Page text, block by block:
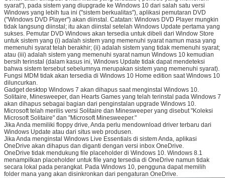
syarat"), pada sistem yang diupgrade ke Windows 10 dari salah satu versi
Windows yang lebih tua ini ("sistem berkualitas"), aplikasi pemutaran DVD
("Windows DVD Player") akan diinstal. Catatan: Windows DVD Player mungkin
tidak langsung diinstal; itu akan diinstal setelah Windows Update pertama yang
sukses. Pemutar DVD Windows akan tersedia untuk dibeli dari Window Store
untuk sistem yang (i) adalah sistem yang memenuhi syarat namun masa yang
memenuhi syarat telah berakhir; (ii) adalah sistem yang tidak memenuhi syarat;
atau (iii) adalah sistem yang memenuhi syarat namun Windows 10 kemudian
bersih terinstal (dalam kasus ini, Windows Update tidak dapat mendeteksi
bahwa sistem tersebut sebelumnya merupakan sistem yang memenuhi syarat).
Fungsi MDM tidak akan tersedia di Windows 10 Home edition saat Windows 10
diluncurkan.
Gadget desktop Windows 7 akan dihapus saat menginstal Windows 10.
Solitaire, Minesweeper, dan Hearts Games yang telah terinstal pada Windows 7
akan dihapus sebagai bagian dari penginstalan upgrade Windows 10.
Microsoft telah merilis versi Solitaire dan Minesweeper yang disebut "Koleksi
Microsoft Solitaire" dan "Microsoft Minesweeper."
Jika Anda memiliki floppy drive, Anda perlu mendownload driver terbaru dari
Windows Update atau dari situs web produsen.
Jika Anda menginstal Windows Live Essentials di sistem Anda, aplikasi
OneDrive akan dihapus dan diganti dengan versi inbox OneDrive.
OneDrive tidak mendukung file placeholder di Windows 10. Windows 8.1
menampilkan placeholder untuk file yang tersedia di OneDrive namun tidak
secara lokal pada perangkat. Pada Windows 10, pengguna dapat memilih
folder mana yang akan disinkronkan dari pengaturan OneDrive.